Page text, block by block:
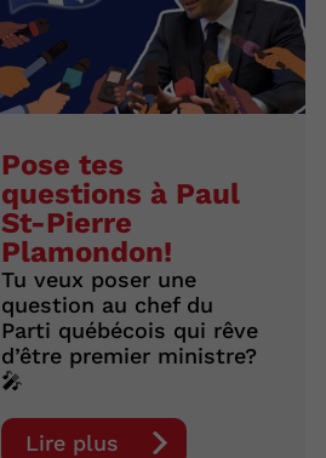
Pose tes
questions à Paul
St-Pierre
Plamondon!
Tu veux poser une
question au chef du
Parti québécois qui rêve
d’être premier ministre?
🎤
Lire plus